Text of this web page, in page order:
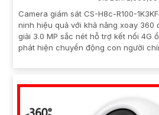
Camera giám sát CS-H8c-R100-
ninh hiệu quả với khả năng xoay 360
giải 3.0 MP sắc nét hỗ trợ kết nối 4G
phát hiện chuyển động con người